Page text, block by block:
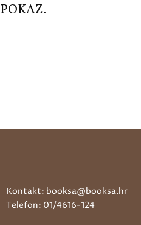
Kontakt: booksa@booksa.hr
Telefon: 01/4616-124